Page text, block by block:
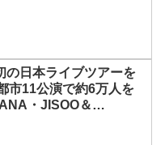
の日本ライブツアーを
11公演で約6万人を
・JISOO＆